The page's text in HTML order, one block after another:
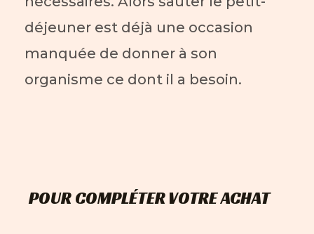
déjeuner est déjà une occasion
manquée de donner à son
organisme ce dont il a besoin.
POUR COMPLÉTER VOTRE ACHAT